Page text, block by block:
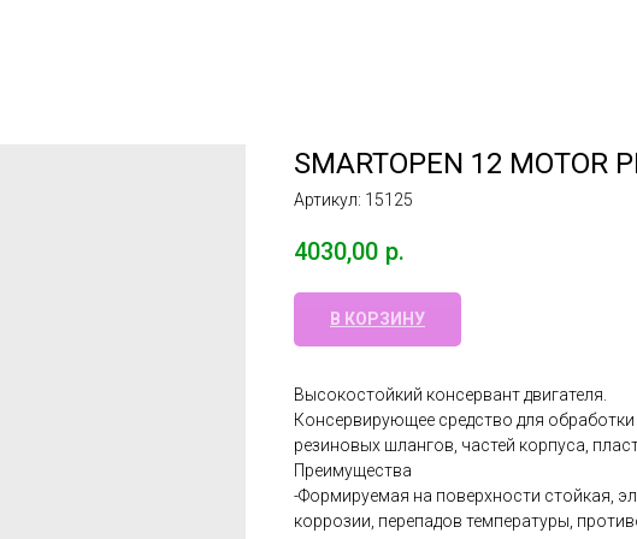
SMARTOPEN 12 MOTOR
Артикул: 15125
4030,00 р.
В КОРЗИНУ
Высокостойкий консервант двигателя.
Консервирующее средство для обработки
резиновых шлангов, частей корпуса,
Преимущества
-Формируемая на поверхности стойкая,
коррозии, перепадов температуры,